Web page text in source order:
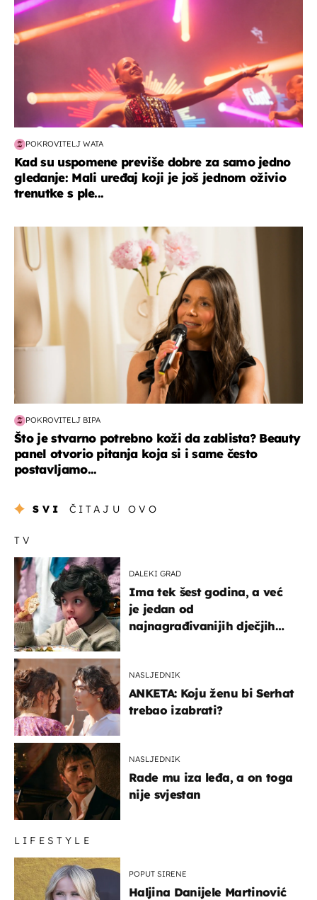
POKROVITELJ WATA
Kad su uspomene previše dobre za samo jedno
gledanje: Mali uređaj koji je još jednom oživio
trenutke s ple...
moda & ljepota
POKROVITELJ BIPA
Što je stvarno potrebno koži da zablista? Beauty
panel otvorio pitanja koja si i same često
postavljamo...
SVI ČITAJU OVO
TV
DALEKI GRAD
Ima tek šest godina, a već
je jedan od
najnagrađivanijih dječjih
NASLJEDNIK
ANKETA: Koju ženu bi Serhat
trebao izabrati?
NASLJEDNIK
Rade mu iza leđa, a on toga
nije svjestan
LIFESTYLE
POPUT SIRENE
Haljina Danijele Martinović